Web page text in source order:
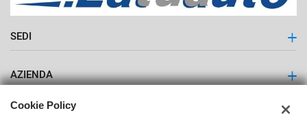
SEDI
AZIENDA
Contatti
Cookie Policy